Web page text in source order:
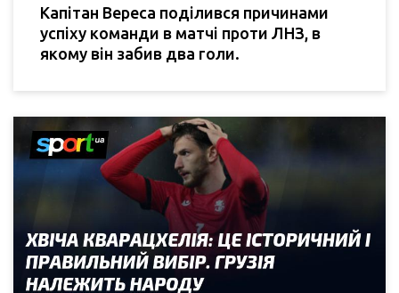
Капітан Вереса поділився причинами
успіху команди в матчі проти ЛНЗ, в
якому він забив два голи.